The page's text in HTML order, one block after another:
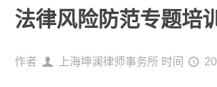
法律风险防范专题培训
作者 上海坤澜律师事务所 时间